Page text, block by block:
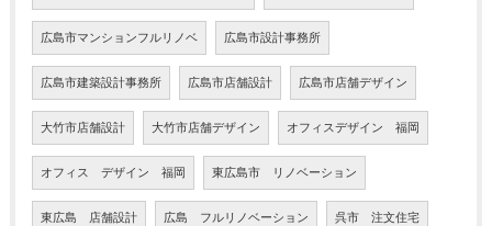
広島市マンションフルリノベ 広島市設計事務所
広島市建築設計事務所 広島市店舗設計 広島市店舗デザイン
大竹市店舗設計 大竹市店舗デザイン オフィスデザイン 福岡
オフィス デザイン 福岡 東広島市 リノベーション
東広島 店舗設計 広島 フルリノベーション 呉市 注文住宅